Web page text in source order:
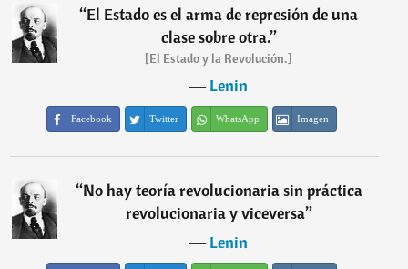
“El Estado es el arma de represión de una
clase sobre otra.”
[El Estado y la Revolución.]
―Lenin
Facebook Twitter WhatsApp Imagen
“No hay teoría revolucionaria sin práctica
revolucionaria y viceversa”
―Lenin